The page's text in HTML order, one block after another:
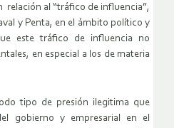
relación al “tráfico de influencia”,
y Penta, en el ámbito político y
este tráfico de influencia no
en especial a los de materia
tipo de presión ilegitima que
gobierno y empresarial en el